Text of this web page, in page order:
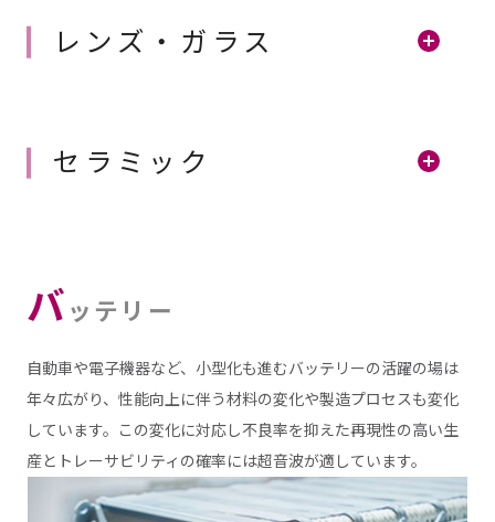
レンズ・ガラス
セラミック
バッテリー
自動車や電子機器など、小型化も進むバッテリーの活躍の場は
年々広がり、性能向上に伴う材料の変化や製造プロセスも変化
しています。この変化に対応し不良率を抑えた再現性の高い生
産とトレーサビリティの確率には超音波が適しています。